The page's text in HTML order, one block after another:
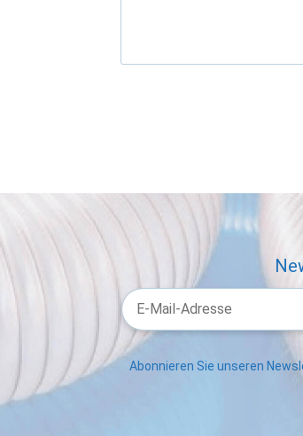
Abonnieren Sie unseren